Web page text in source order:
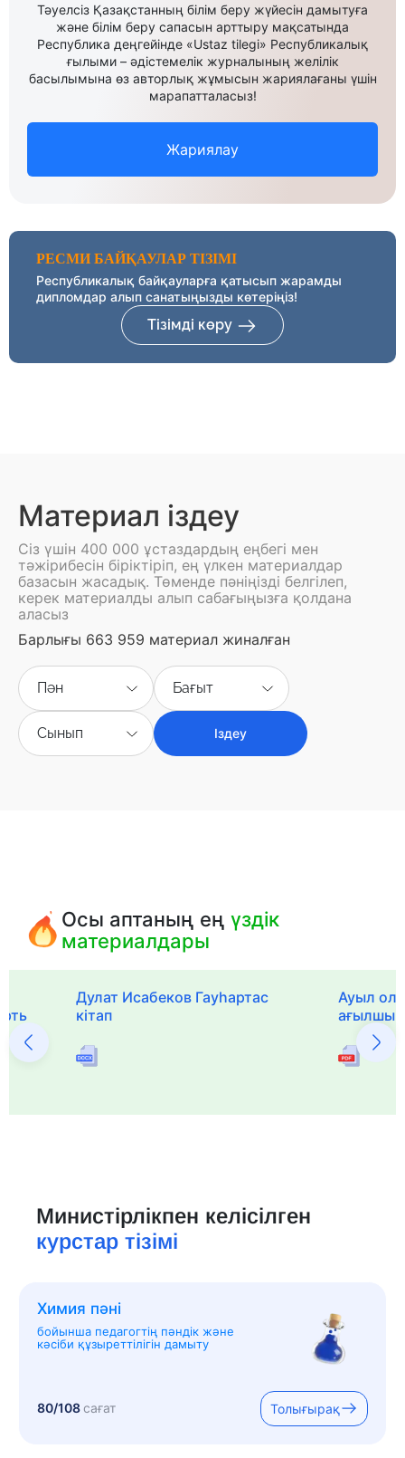
Тәуелсіз Қазақстанның білім беру жүйесін дамытуға
және білім беру сапасын арттыру мақсатында
Республика деңгейінде «Ustaz tilegi» Республикалық
ғылыми – әдістемелік журналының желілік
басылымына өз авторлық жұмысын жариялағаны үшін
марапатталасыз!
Жариялау
РЕСМИ БАЙҚАУЛАР ТІЗІМІ
Республикалық байқауларға қатысып жарамды
дипломдар алып санатыңызды көтеріңіз!
Тізімді көру
Материал іздеу
Сіз үшін 400 000 ұстаздардың еңбегі мен
тәжірибесін біріктіріп, ең үлкен материалдар
базасын жасадық. Төменде пәніңізді белгілеп,
керек материалды алып сабағыңызға қолдана
аласыз
Барлығы 663 959 материал жиналған
Пән Бағыт
Сынып Іздеу
Осы аптаның еңүздік
материалдары
Дулат Исабеков Гауһартас
кітап
Ауыл
ағылшын
Министірлікпен келісілген
курстар тізімі
Химия пәні
бойынша педагогтің пәндік және
кәсіби құзыреттілігін дамыту
80/108сағат Толығырақ